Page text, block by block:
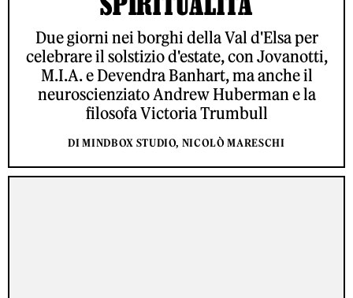
Due giorni nei borghi della Val d'Elsa per
celebrare il solstizio d'estate, con Jovanotti,
M.I.A. e Devendra Banhart, ma anche il
neuroscienziato Andrew Huberman e la
filosofa Victoria Trumbull
DI MINDBOX STUDIO, NICOLÒ MARESCHI